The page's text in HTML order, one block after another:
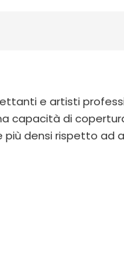
e artisti
di
densi rispetto